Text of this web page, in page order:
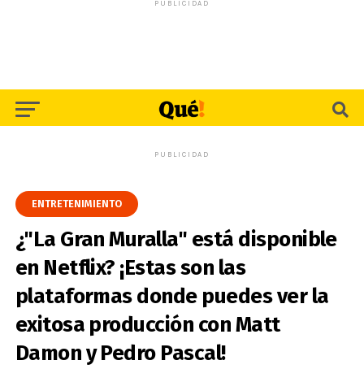
PUBLICIDAD
PUBLICIDAD
ENTRETENIMIENTO
¿"La Gran Muralla" está disponible
en Netflix? ¡Estas son las
plataformas donde puedes ver la
exitosa producción con Matt
Damon y Pedro Pascal!